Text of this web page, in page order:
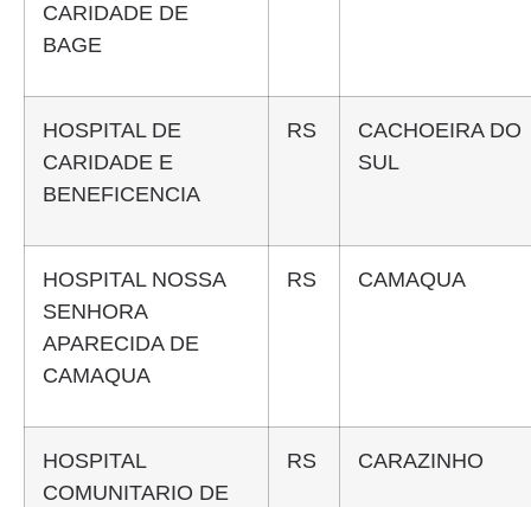
CARIDADE DE
BAGE
HOSPITAL DE
CARIDADE E
BENEFICENCIA
RS
CACHOEIRA DO
SUL
HOSPITAL NOSSA
SENHORA
APARECIDA DE
CAMAQUA
RS CAMAQUA
HOSPITAL
COMUNITARIO DE
RS CARAZINHO